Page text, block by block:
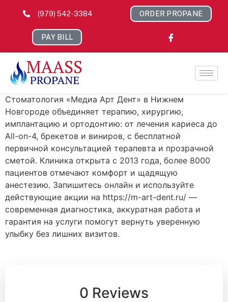
(979) 542-3384 ORDER PROPANE
PAY BILL
Стоматология «Медиа Арт Дент» в Нижнем
Новгороде объединяет терапию, хирургию,
имплантацию и ортодонтию: от лечения кариеса до
All-on-4, брекетов и виниров, с бесплатной
первичной консультацией терапевта и прозрачной
сметой. Клиника открыта с 2013 года, более 8000
пациентов отмечают комфорт и щадящую
анестезию. Запишитесь онлайн и используйте
действующие акции на https://m-art-dent.ru/ —
современная диагностика, аккуратная работа и
гарантия на услуги помогут вернуть уверенную
улыбку без лишних визитов.
0 Reviews